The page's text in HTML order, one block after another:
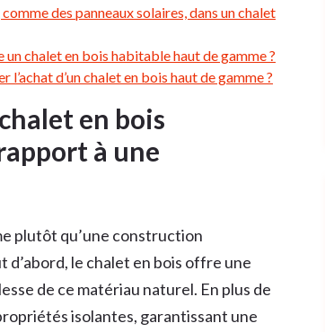
des panneaux solaires, dans un chalet
chalet en bois habitable haut de gamme ?
d’un chalet en bois haut de gamme ?
en bois
à une
plutôt qu’une construction
le chalet en bois offre une
de ce matériau naturel. En plus de
isolantes, garantissant une